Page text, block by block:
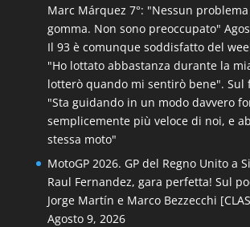
Marc Márquez 7°: "Nessun
gomma. Non sono preoccupato"
Il 93 è comunque soddisfatto del
"Ho lottato abbastanza durante la
lotterò quando mi sentirò bene". Sul
"Sta guidando in un modo davvero
semplicemente più veloce di noi, e
stessa moto"
MotoGP 2026. GP del Regno Unito a
Raul Fernandez, gara perfetta! Sul
Jorge Martín e Marco Bezzecchi
Agosto 9, 2026